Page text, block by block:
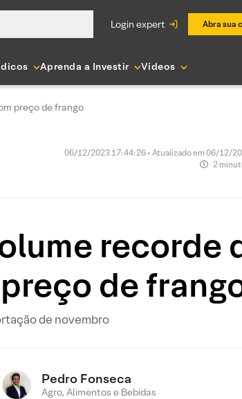
login expert Abra sua
Aprenda a Investir Vídeos
preço de frango
06/12/2023 17:44:26 • Atualizado em 06/12/
2
recorde
de
de novembro
Pedro Fonseca
Agro, Alimentos e Bebidas